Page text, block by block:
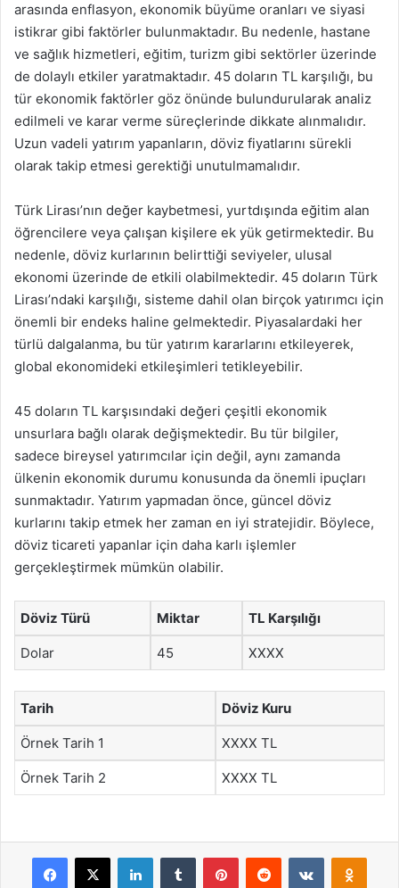
arasında enflasyon, ekonomik büyüme oranları ve siyasi
istikrar gibi faktörler bulunmaktadır. Bu nedenle, hastane
ve sağlık hizmetleri, eğitim, turizm gibi sektörler üzerinde
de dolaylı etkiler yaratmaktadır. 45 doların TL karşılığı, bu
tür ekonomik faktörler göz önünde bulundurularak analiz
edilmeli ve karar verme süreçlerinde dikkate alınmalıdır.
Uzun vadeli yatırım yapanların, döviz fiyatlarını sürekli
olarak takip etmesi gerektiği unutulmamalıdır.
Türk Lirası’nın değer kaybetmesi, yurtdışında eğitim alan
öğrencilere veya çalışan kişilere ek yük getirmektedir. Bu
nedenle, döviz kurlarının belirttiği seviyeler, ulusal
ekonomi üzerinde de etkili olabilmektedir. 45 doların Türk
Lirası’ndaki karşılığı, sisteme dahil olan birçok yatırımcı için
önemli bir endeks haline gelmektedir. Piyasalardaki her
türlü dalgalanma, bu tür yatırım kararlarını etkileyerek,
global ekonomideki etkileşimleri tetikleyebilir.
45 doların TL karşısındaki değeri çeşitli ekonomik
unsurlara bağlı olarak değişmektedir. Bu tür bilgiler,
sadece bireysel yatırımcılar için değil, aynı zamanda
ülkenin ekonomik durumu konusunda da önemli ipuçları
sunmaktadır. Yatırım yapmadan önce, güncel döviz
kurlarını takip etmek her zaman en iyi stratejidir. Böylece,
döviz ticareti yapanlar için daha karlı işlemler
gerçekleştirmek mümkün olabilir.
Döviz Türü Miktar TL Karşılığı
Dolar 45 XXXX
Tarih Döviz Kuru
Örnek Tarih 1 XXXX TL
Örnek Tarih 2 XXXX TL
Facebook
X LinkedInTumblr PinterestReddit VKontakte